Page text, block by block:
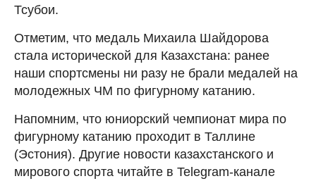
Тсубои.
Отметим, что медаль Михаила Шайдорова
стала исторической для Казахстана: ранее
наши спортсмены ни разу не брали медалей на
молодежных ЧМ по фигурному катанию.
Напомним, что юниорский чемпионат мира по
фигурному катанию проходит в Таллине
(Эстония). Другие новости казахстанского и
мирового спорта читайте в Telegram-канале